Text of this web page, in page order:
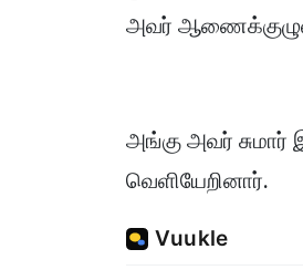
அவர்
அங்கு அவர்
வெளியேறினார்.